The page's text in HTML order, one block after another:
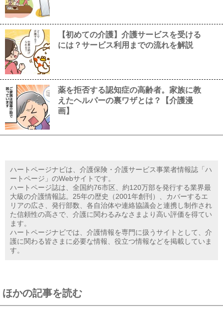
【初めての介護】介護サービスを受ける
には？サービス利用までの流れを解説
薬を拒否する認知症の高齢者。家族に教
えたヘルパーの裏ワザとは？【介護漫
画】
ハートページナビは、介護保険・介護サービス事業者情報誌「ハ
ートページ」のWebサイトです。
ハートページ誌は、全国約76市区、約120万部を発行する業界最
大級の介護情報誌。25年の歴史（2001年創刊）、カバーするエ
リアの広さ、発行部数、各自治体や連絡協議会と連携し制作され
た信頼性の高さで、介護に関わるみなさまより高い評価を得てい
ます。
ハートページナビでは、介護情報を専門に扱うサイトとして、介
護に関わる皆さまに必要な情報、役立つ情報などを掲載していま
す。
ほかの記事を読む